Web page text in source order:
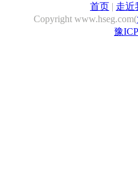
首页 | 走近
Copyright www.hseg.com(
豫